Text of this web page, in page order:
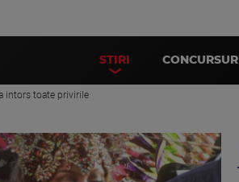
STIRI CONCURSURI
intors toate privirile